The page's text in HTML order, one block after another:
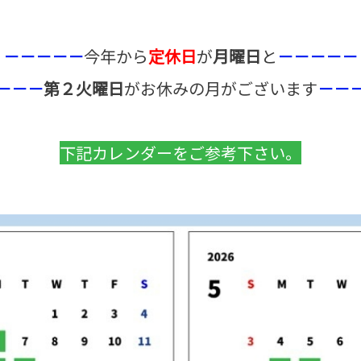
－－－－－今年から定休日が月曜日 と －－－－－
－－第２火曜日がお休みの月がございます－－
下記カレンダーをご参考下さい。